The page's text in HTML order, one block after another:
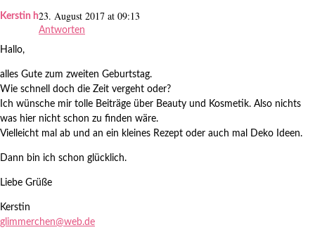
Kerstin h23. August 2017 at 09:13
Antworten
Hallo,
alles Gute zum zweiten Geburtstag.
Wie schnell doch die Zeit vergeht oder?
Ich wünsche mir tolle Beiträge über Beauty und Kosmetik. Also nichts
was hier nicht schon zu finden wäre.
Vielleicht mal ab und an ein kleines Rezept oder auch mal Deko Ideen.
Dann bin ich schon glücklich.
Liebe Grüße
Kerstin
glimmerchen@web.de